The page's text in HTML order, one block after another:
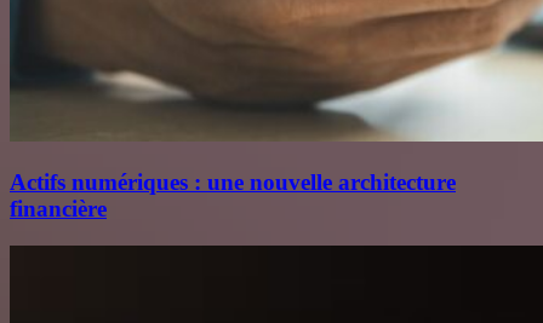
Actifs numériques : une nouvelle architecture
financière